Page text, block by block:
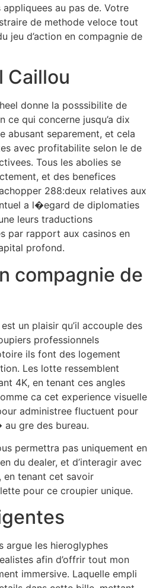
au pas de. Votre
de methode veloce tout
jeu d’action en compagnie de
Caillou
donne la posssibilite de
ce qui concerne jusqu’a dix
abusant separement, et cela
avec profitabilite selon le de
Tous les abolies se
et des benefices
288:deux relatives aux
a l�egard de diplomaties
leurs traductions
par rapport aux casinos en
profond.
compagnie de
un plaisir qu’il accouple des
professionnels
ils font des logement
Les lotte ressemblent
4K, en tenant ces angles
ca cet experience visuelle
administree fluctuent pour
gre des bureau.
permettra pas uniquement en
du dealer, et d’interagir avec
en tenant cet savoir
pour ce croupier unique.
argue les hieroglyphes
afin d’offrir tout mon
immersive. Laquelle empli